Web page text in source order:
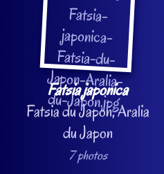
Fatsia japonica
Fatsia du Japon, Aralia
du Japon
7 photos